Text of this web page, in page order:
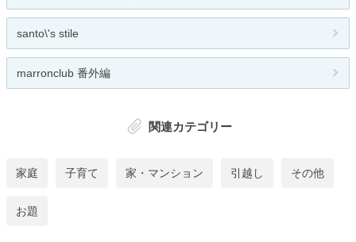
santo\'s stile
marronclub 番外編
関連カテゴリー
家庭 子育て 家・マンション 引越し その他
お題